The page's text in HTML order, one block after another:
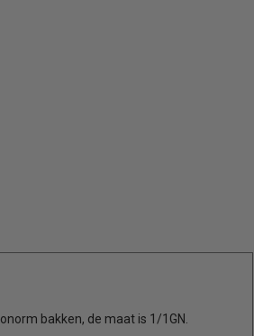
bakken, de maat is 1/1GN.